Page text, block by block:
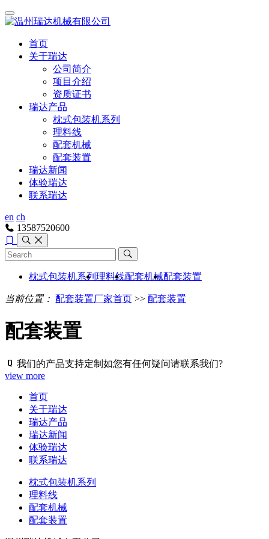
首页
关于瑞达
公司简介
项目介绍
资质证书
瑞达产品
枕式包装机系列
理料线
配套机械
配套装置
瑞达新闻
体验瑞达
联系瑞达
en ch
13587520600
枕式包装机系列 理料线配套机械配套装置
当前位置： 配套装置厂家首页 >> 配套装置
配套装置
我们的产品支持定制如您有任何疑问请联系我们?
view more
首页
关于瑞达
瑞达产品
瑞达新闻
体验瑞达
联系瑞达
枕式包装机系列
理料线
配套机械
配套装置